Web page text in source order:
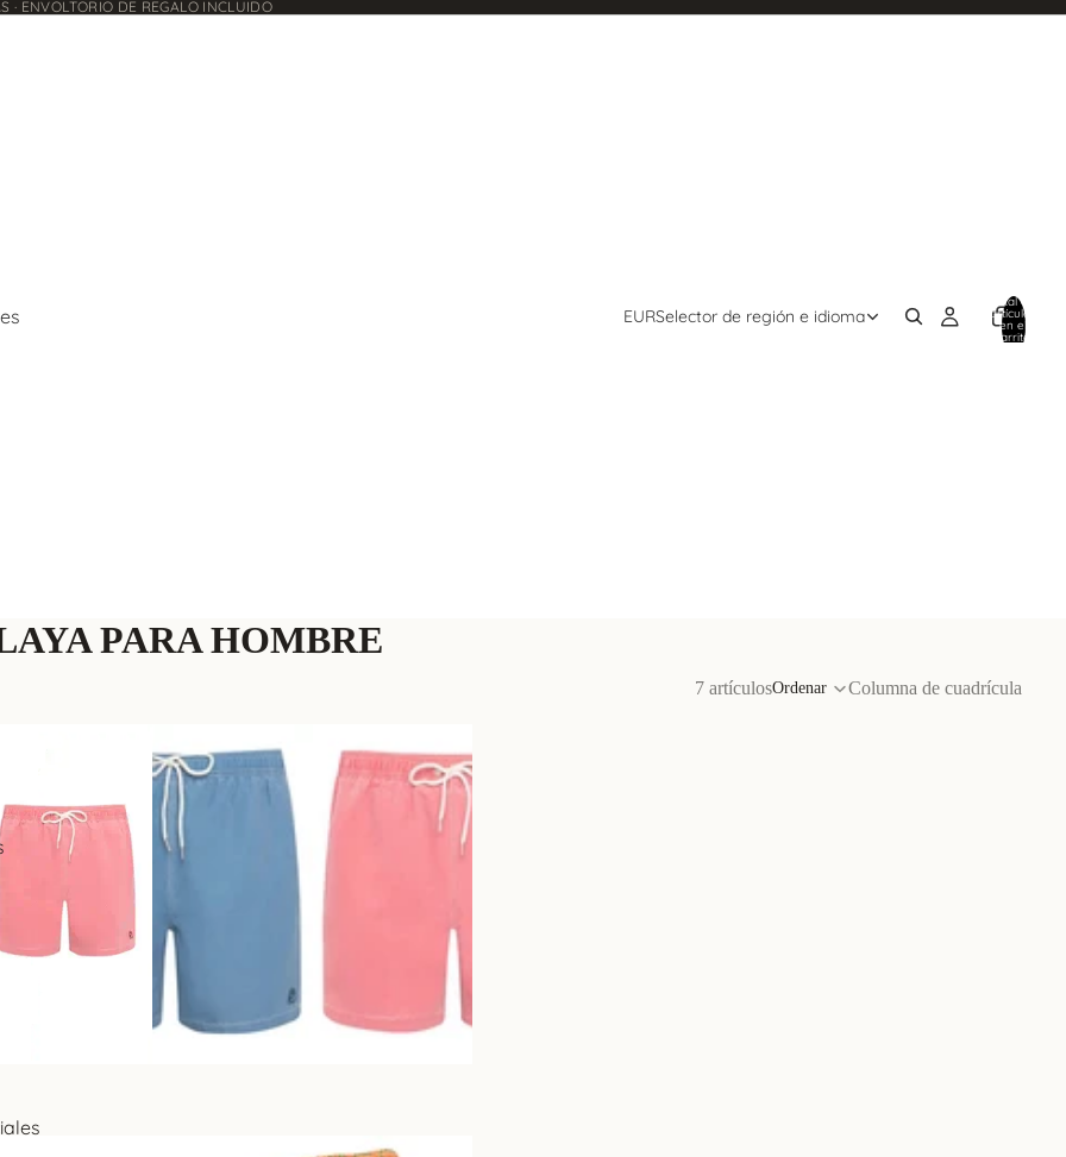
· ENVOLTORIO DE REGALO INCLUIDO
EURSelector de región e idioma
Total de
artículos
en el
carrito:
PARA HOMBRE
7 artículosOrdenar Columna de cuadrícula